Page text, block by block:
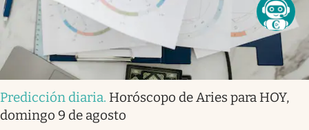
Predicción diaria. Horóscopo de Aries para HOY,
domingo 9 de agosto